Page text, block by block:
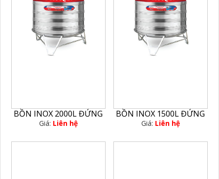
BỒN INOX 2000L ĐỨNG
Giá: Liên hệ
BỒN INOX 1500L ĐỨNG
Giá: Liên hệ